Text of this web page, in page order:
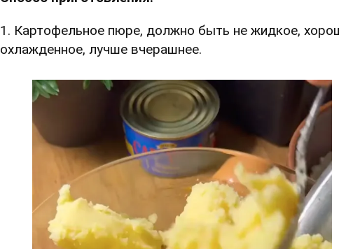
1. Картофельное пюре, должно быть не жидкое,
охлажденное, лучше вчерашнее.